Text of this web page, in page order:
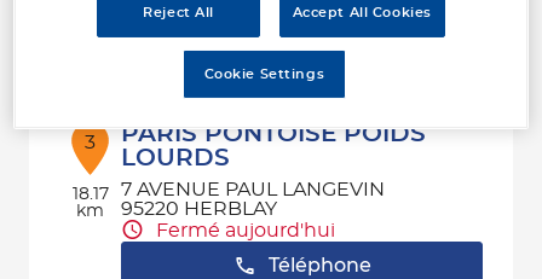
Voir plus
3
18.17
km
PARIS PONTOISE POIDS
LOURDS
7 AVENUE PAUL LANGEVIN
95220 HERBLAY
Fermé aujourd'hui
Téléphone
Reject All Accept All Cookies
Cookie Settings